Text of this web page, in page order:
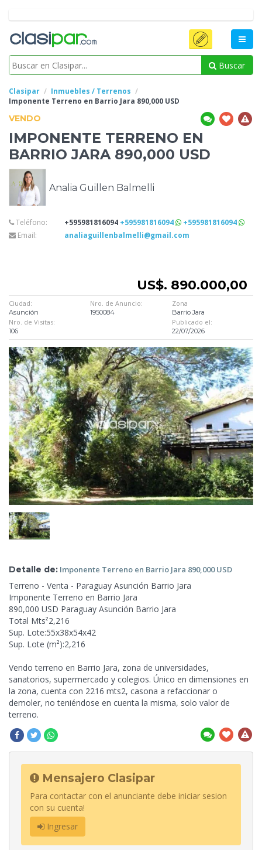
Buscar
Clasipar
Inmuebles / Terrenos
Imponente Terreno en Barrio Jara 890,000 USD
VENDO
IMPONENTE TERRENO EN
BARRIO JARA 890,000 USD
Analia Guillen Balmelli
Teléfono: +595981816094 +595981816094
+595981816094
Email:
analiaguillenbalmelli@gmail.com
US$. 890.000,00
Ciudad:
Asunción
Nro. de Anuncio:
1950084
Zona
Barrio Jara
Nro. de Visitas:
106
Publicado el:
22/07/2026
Detalle de: Imponente Terreno en Barrio Jara 890,000USD
Terreno - Venta - Paraguay Asunción Barrio Jara
Imponente Terreno en Barrio Jara
890,000 USD Paraguay Asunción Barrio Jara
Total Mts²2,216
Sup. Lote:55x38x54x42
Sup. Lote (m²):2,216
Vendo terreno en Barrio Jara, zona de universidades,
sanatorios, supermercado y colegios. Único en dimensiones en
la zona, cuenta con 2216 mts2, casona a refaccionar o
demoler, no teniéndose en cuenta la misma, solo valor de
terreno.
Mensajero Clasipar
Para contactar con el anunciante debe iniciar sesion
con su cuenta!
Ingresar